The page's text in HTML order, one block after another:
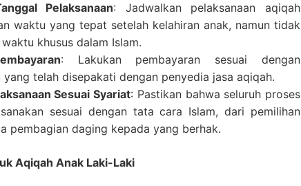
Pelaksanaan: Jadwalkan pelaksanaan aqiqah
waktu yang tepat setelah kelahiran anak, namun tidak
khusus dalam Islam.
: Lakukan pembayaran sesuai dengan
yang telah disepakati dengan penyedia jasa aqiqah.
Sesuai Syariat: Pastikan bahwa seluruh proses
sesuai dengan tata cara Islam, dari pemilihan
pembagian daging kepada yang berhak.
Aqiqah Anak Laki-Laki